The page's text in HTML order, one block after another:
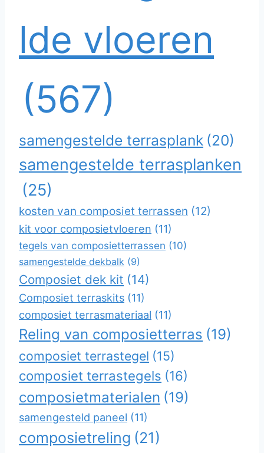
lde vloeren
(567)
samengestelde terrasplank (20)
samengestelde terrasplanken
(25)
kosten van composiet terrassen (12)
kit voor composietvloeren (11)
tegels van composietterrassen (10)
samengestelde dekbalk (9)
Composiet dek kit (14)
Composiet terraskits (11)
composiet terrasmateriaal (11)
Reling van composietterras (19)
composiet terrastegel (15)
composiet terrastegels (16)
composietmaterialen (19)
samengesteld paneel (11)
composietreling (21)